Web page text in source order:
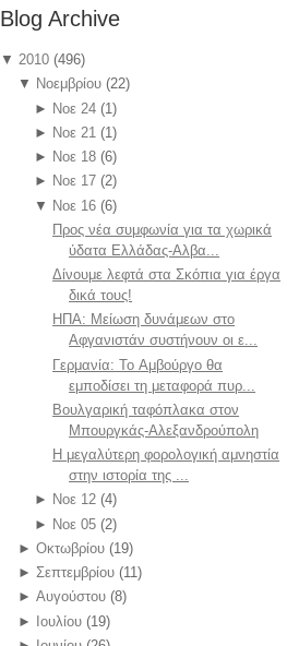
Blog Archive
▼ 2010 (496)
▼ Νοεμβρίου (22)
► Νοε 24(1)
► Νοε 21(1)
► Νοε 18(6)
► Νοε 17(2)
▼ Νοε 16(6)
Προς νέα συμφωνία για τα χωρικά
ύδατα Ελλάδας-Αλβα...
Δίνουμε λεφτά στα Σκόπια για έργα
δικά τους!
ΗΠΑ: Μείωση δυνάμεων στο
Αφγανιστάν συστήνουν οι ε...
Γερμανία: To Αμβούργο θα
εμποδίσει τη μεταφορά πυρ...
Βουλγαρική ταφόπλακα στον
Μπουργκάς-Αλεξανδρούπολη
Η μεγαλύτερη φορολογική αμνηστία
στην ιστορία της ...
► Νοε 12(4)
► Νοε 05(2)
► Οκτωβρίου (19)
► Σεπτεμβρίου (11)
► Αυγούστου (8)
► Ιουλίου (19)